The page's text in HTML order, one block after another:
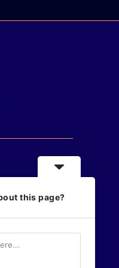
registrata
Castorina
this page?